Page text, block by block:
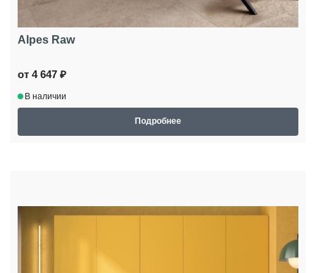
Alpes Raw
от 4 647 ₽
В наличии
Подробнее